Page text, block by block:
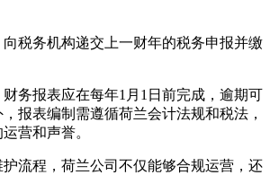
税务机构递交上一财年的税务申报并缴
务报表应在每年1月1日前完成，逾期可
报表编制需遵循荷兰会计法规和税法，
营和声誉。
流程，荷兰公司不仅能够合规运营，还